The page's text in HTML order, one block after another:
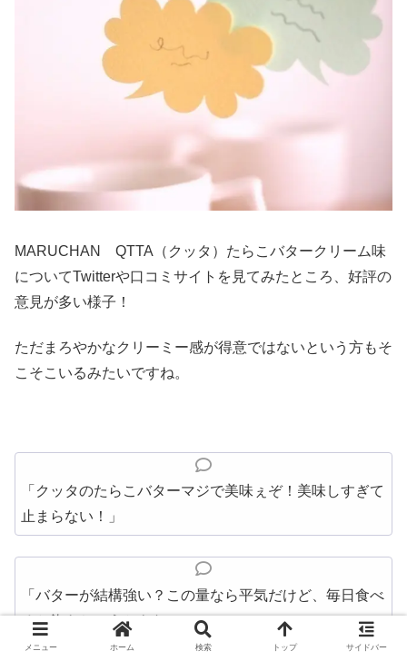
MARUCHAN QTTA（クッタ）たらこバタークリーム味
についてTwitterや口コミサイトを見てみたところ、好評の
意見が多い様子！
ただまろやかなクリーミー感が得意ではないという方もそ
こそこいるみたいですね。
「クッタのたらこバターマジで美味ぇぞ！美味しすぎて
止まらない！」
「バターが結構強い？この量なら平気だけど、毎日食べ
ると飽きちゃうかもなぁ」
メニュー ホーム 検索 トップ サイドバー